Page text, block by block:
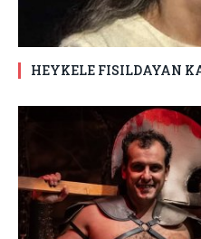
HEYKELE FISILDAYAN